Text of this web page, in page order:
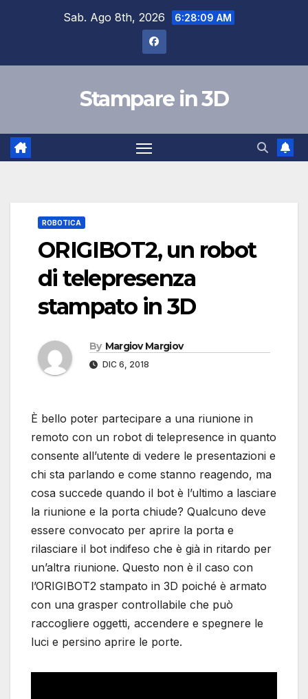
Sab. Ago 8th, 2026 6:28:10 AM
Stampare in 3D
ROBOTICA
ORIGIBOT2, un robot
di telepresenza
stampato in 3D
By Margiov Margiov
DIC 6, 2018
È bello poter partecipare a una riunione in
remoto con un robot di telepresence in quanto
consente all’utente di vedere le presentazioni e
chi sta parlando e come stanno reagendo, ma
cosa succede quando il bot è l’ultimo a lasciare
la riunione e la porta chiude? Qualcuno deve
essere convocato per aprire la porta e
rilasciare il bot indifeso che è già in ritardo per
un’altra riunione. Questo non è il caso con
l’ORIGIBOT2 stampato in 3D poiché è armato
con una grasper controllabile che può
raccogliere oggetti, accendere e spegnere le
luci e persino aprire le porte.